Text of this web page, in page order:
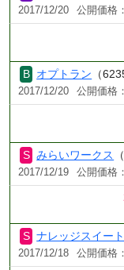
2017/12/20 公開価格
オプトラン （
2017/12/20 公開価格
みらいワークス
2017/12/19 公開価格
ナレッジスイート
2017/12/18 公開価格